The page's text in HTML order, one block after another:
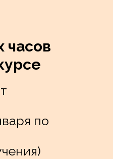
часов
по